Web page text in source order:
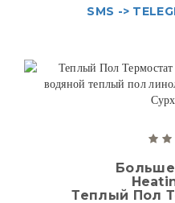
SMS ->
Теплый Пол